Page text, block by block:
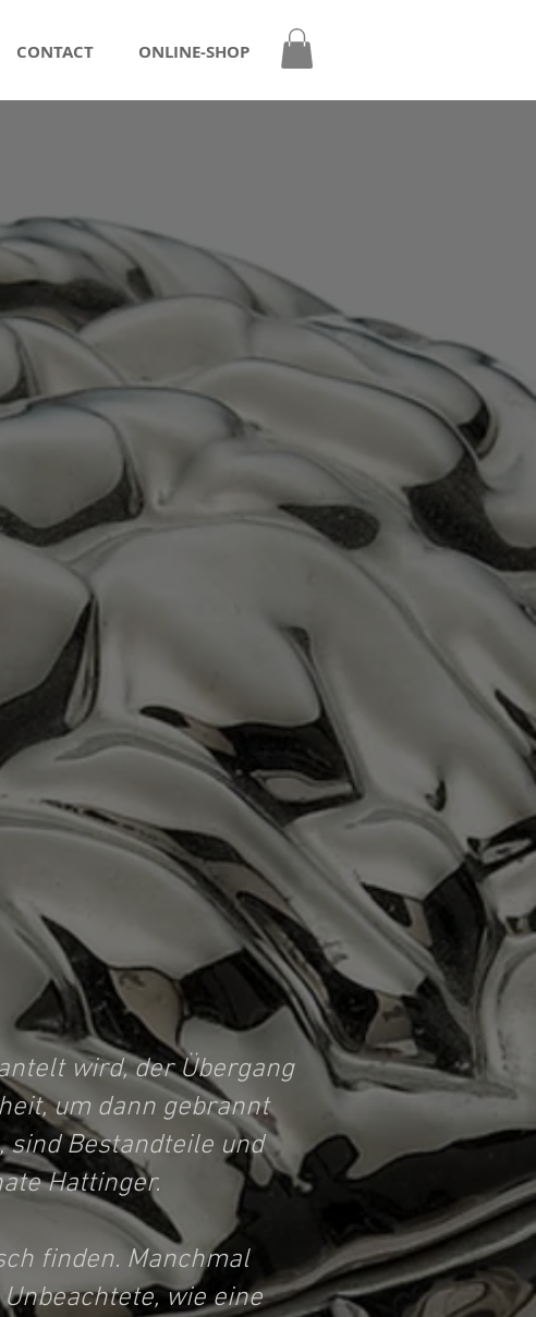
CONTACT ONLINE-SHOP
wird, der Übergang
um dann gebrannt
Bestandteile und
Hattinger.
finden. Manchmal
wie eine